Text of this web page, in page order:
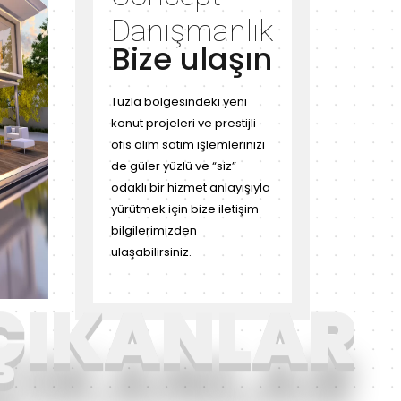
Danışmanlık
Bize ulaşın
Tuzla bölgesindeki yeni
konut projeleri ve prestijli
ofis alım satım işlemlerinizi
de güler yüzlü ve “siz”
odaklı bir hizmet anlayışıyla
yürütmek için bize iletişim
bilgilerimizden
ulaşabilirsiniz.